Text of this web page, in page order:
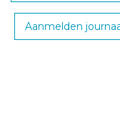
Aanmelden